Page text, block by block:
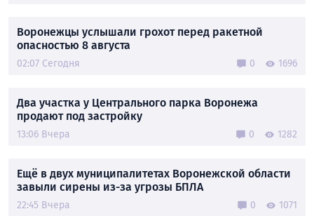
Воронежцы услышали грохот перед ракетной
опасностью 8 августа
02:07 Сегодня 0 1696
Два участка у Центрального парка Воронежа
продают под застройку
13:06 Вчера 0 1282
Ещё в двух муниципалитетах Воронежской области
завыли сирены из-за угрозы БПЛА
22:45 Вчера 0 1071